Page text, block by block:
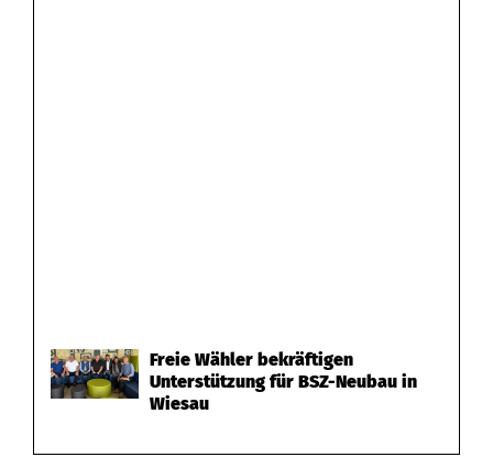
Freie Wähler bekräftigen
Unterstützung für BSZ-Neubau in
Wiesau